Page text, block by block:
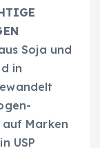
Soja und
in
auf Marken
USP